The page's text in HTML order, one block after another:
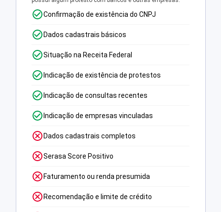
Confirmação de existência do CNPJ
Dados cadastrais básicos
Situação na Receita Federal
Indicação de existência de protestos
Indicação de consultas recentes
Indicação de empresas vinculadas
Dados cadastrais completos
Serasa Score Positivo
Faturamento ou renda presumida
Recomendação e limite de crédito